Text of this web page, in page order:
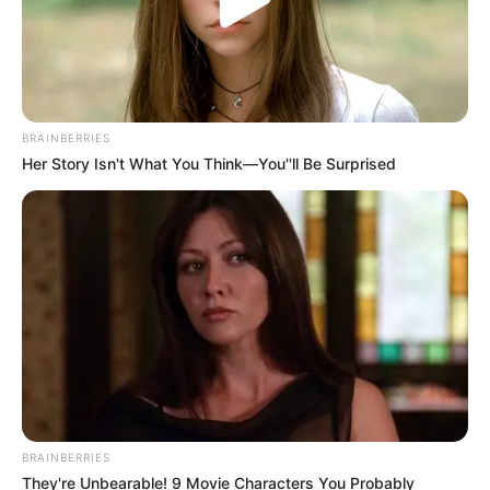
$15k In Unmanageable Debt? The "Relief Program"
Creditors Hide From You
JG WENTWORTH
Pfizer's Worst Nightmare: Men Canceling $80
Prescriptions For This 87¢ Blue Pill Hack
FRIDAY PLANS
BRAINBERRIES
Her Story Isn't What You Think—You''ll Be Surprised
BRAINBERRIES
They're Unbearable! 9 Movie Characters You Probably